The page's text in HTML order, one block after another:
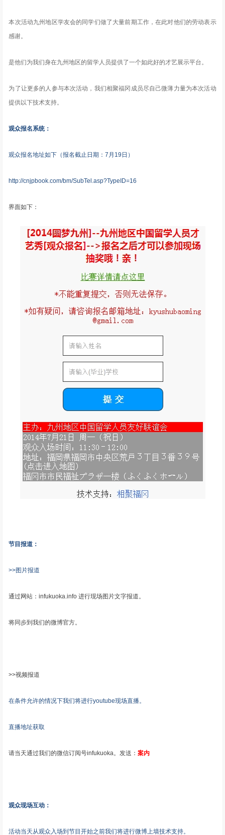
本次活动九州地区学友会的同学们做了大量前期工作，在此对他们的劳动表示
感谢。
是他们为我们身在九州地区的留学人员提供了一个如此好的才艺展示平台。
为了让更多的人参与本次活动，我们相聚福冈成员尽自己微薄力量为本次活动
提供以下技术支持。
观众报名系统：
观众报名地址如下（报名截止日期：7月19日）
http://cnjpbook.com/bm/SubTel.asp?TypeID=16
界面如下：
节目报道：
>>图片报道
通过网站：infukuoka.info 进行现场图片文字报道。
将同步到我们的微博官方。
>>视频报道
在条件允许的情况下我们将进行youtube现场直播。
直播地址获取
请当天通过我们的微信订阅号infukuoka。发送：案内
观众现场互动：
活动当天从观众入场到节目开始之前我们将进行微博上墙技术支持。